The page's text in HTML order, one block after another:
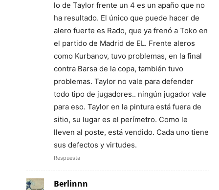
lo de Taylor frente un 4 es un apaño que no
ha resultado. El único que puede hacer de
alero fuerte es Rado, que ya frenó a Toko en
el partido de Madrid de EL. Frente aleros
como Kurbanov, tuvo problemas, en la final
contra Barsa de la copa, también tuvo
problemas. Taylor no vale para defender
todo tipo de jugadores.. ningún jugador vale
para eso. Taylor en la pintura está fuera de
sitio, su lugar es el perímetro. Como le
lleven al poste, está vendido. Cada uno tiene
sus defectos y virtudes.
Respuesta
Berlinnn